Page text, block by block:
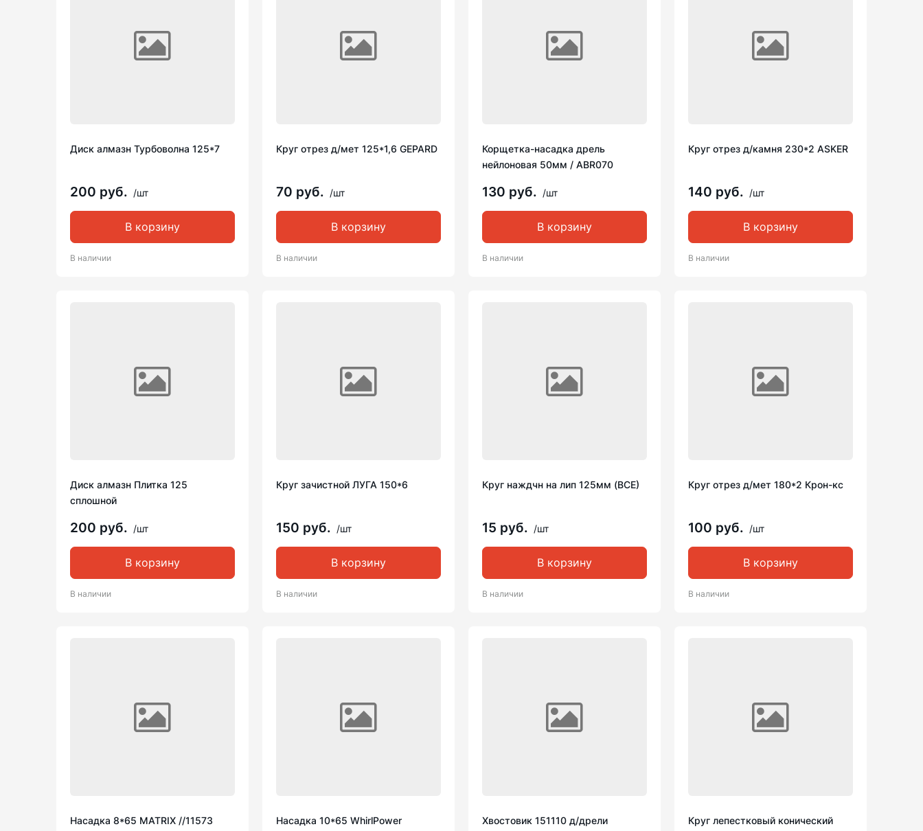
Диск алмазн Турбоволна 125*7
200 руб. /шт
В корзину
В наличии
Круг отрез д/мет 125*1,6 GEPARD
70 руб. /шт
В корзину
В наличии
Корщетка-насадка дрель
нейлоновая 50мм / ABR070
130 руб. /шт
В корзину
В наличии
Круг отрез д/камня 230*2 ASKER
140 руб. /шт
В корзину
В наличии
Диск алмазн Плитка 125
сплошной
200 руб. /шт
В корзину
В наличии
Круг зачистной ЛУГА 150*6
150 руб. /шт
В корзину
В наличии
Круг наждчн на лип 125мм (ВСЕ)
15 руб. /шт
В корзину
В наличии
Круг отрез д/мет 180*2 Крон-кс
100 руб. /шт
В корзину
В наличии
Насадка 8*65 MATRIX //11573 Насадка 10*65 WhirlPower
Хвостовик 151110 д/дрели
Круг лепестковый конический